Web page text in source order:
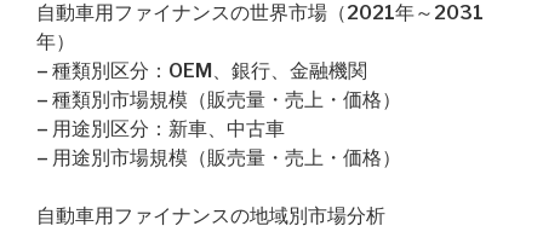
自動車用ファイナンスの世界市場（2021年～2031
年）
– 種類別区分：OEM、銀行、金融機関
– 種類別市場規模（販売量・売上・価格）
– 用途別区分：新車、中古車
– 用途別市場規模（販売量・売上・価格）
自動車用ファイナンスの地域別市場分析